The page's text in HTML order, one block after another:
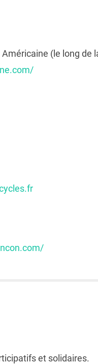
(le long de
et solidaires.